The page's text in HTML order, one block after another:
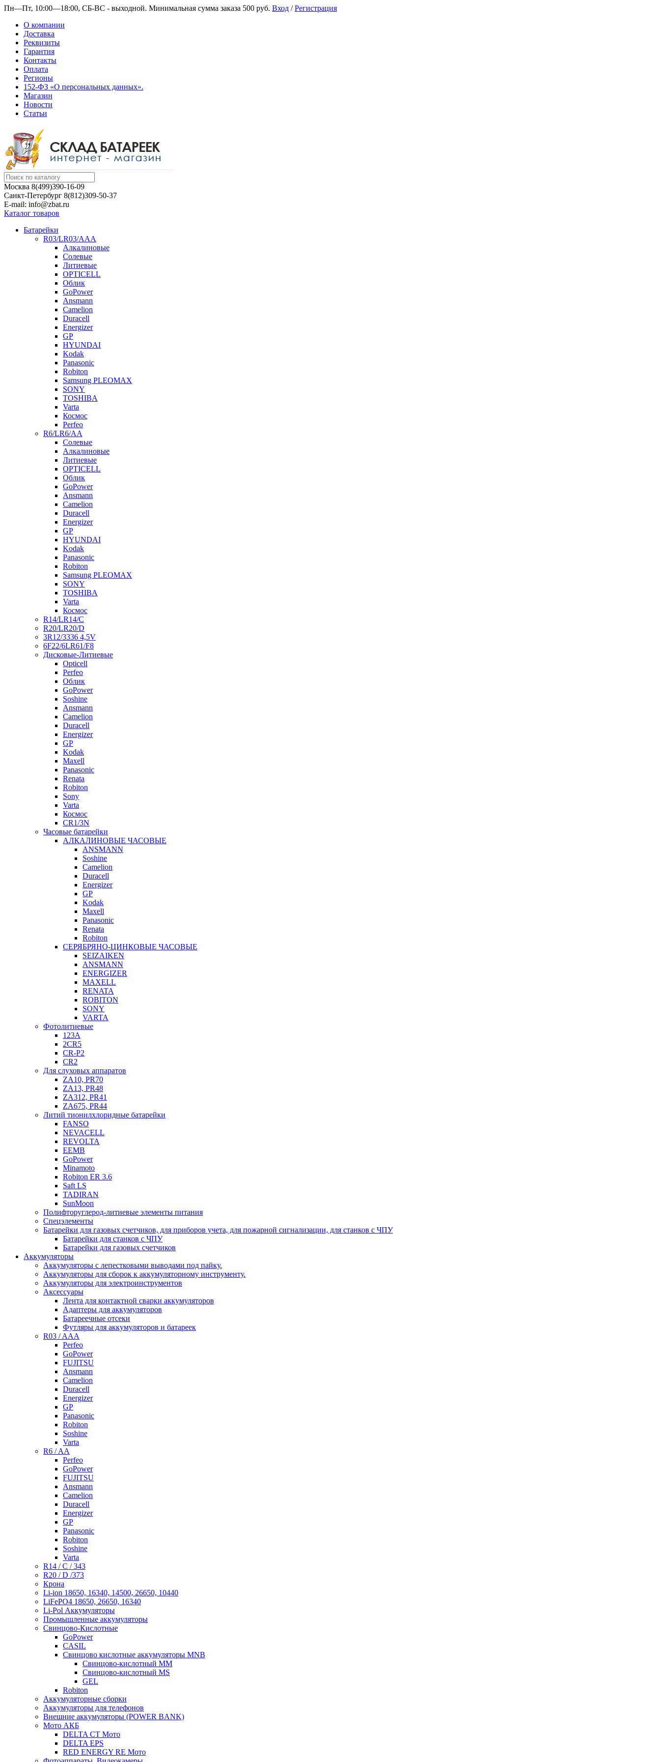
Пн—Пт, 10:00—18:00, СБ-ВС - выходной. Минимальная сумма заказа 500 руб. Вход /Регистрация
О компании
Доставка
Реквизиты
Гарантия
Контакты
Оплата
Регионы
152-ФЗ «О персональных данных».
Магазин
Новости
Статьи
Москва 8(499)390-16-09
Санкт-Петербург 8(812)309-50-37
E-mail: info@zbat.ru
Каталог товаров
Батарейки
R03/LR03/AAA
Алкалиновые
Солевые
Литиевые
OPTICELL
Облик
GoPower
Ansmann
Camelion
Duracell
Energizer
GP
HYUNDAI
Kodak
Panasonic
Robiton
Samsung PLEOMAX
SONY
TOSHIBA
Varta
Космос
Perfeo
R6/LR6/AA
Солевые
Алкалиновые
Литиевые
OPTICELL
Облик
GoPower
Ansmann
Camelion
Duracell
Energizer
GP
HYUNDAI
Kodak
Panasonic
Robiton
Samsung PLEOMAX
SONY
TOSHIBA
Varta
Космос
R14/LR14/C
R20/LR20/D
3R12/3336 4,5V
6F22/6LR61/F8
Дисковые-Литиевые
Opticell
Perfeo
Облик
GoPower
Soshine
Ansmann
Camelion
Duracell
Energizer
GP
Kodak
Maxell
Panasonic
Renata
Robiton
Sony
Varta
Космос
CR1/3N
Часовые батарейки
АЛКАЛИНОВЫЕ ЧАСОВЫЕ
ANSMANN
Soshine
Camelion
Duracell
Energizer
GP
Kodak
Maxell
Panasonic
Renata
Robiton
СЕРЯБРЯНО-ЦИНКОВЫЕ ЧАСОВЫЕ
SEIZAIKEN
ANSMANN
ENERGIZER
MAXELL
RENATA
ROBITON
SONY
VARTA
Фотолитиевые
123A
2CR5
CR-P2
CR2
Для слуховых аппаратов
ZA10, PR70
ZA13, PR48
ZA312, PR41
ZA675, PR44
Литий тионилхлоридные батарейки
FANSO
NEVACELL
REVOLTA
EEMB
GoPower
Minamoto
Robiton ER 3.6
Saft LS
TADIRAN
SunMoon
Полифторуглерод-литиевые элементы питания
Спецэлементы
Батарейки для газовых счетчиков, для приборов учета, для пожарной сигнализации, для станков с ЧПУ
Батарейки для станков с ЧПУ
Батарейки для газовых счетчиков
Аккумуляторы
Аккумуляторы с лепестковыми выводами под пайку.
Аккумуляторы для сборок к аккумуляторному инструменту.
Аккумуляторы для электроинструментов
Аксессуары
Лента для контактной сварки аккумуляторов
Адаптеры для аккумуляторов
Батареечные отсеки
Футляры для аккумуляторов и батареек
R03 / AAA
Perfeo
GoPower
FUJITSU
Ansmann
Camelion
Duracell
Energizer
GP
Panasonic
Robiton
Soshine
Varta
R6 / AA
Perfeo
GoPower
FUJITSU
Ansmann
Camelion
Duracell
Energizer
GP
Panasonic
Robiton
Soshine
Varta
R14 / C / 343
R20 / D /373
Крона
Li-ion 18650, 16340, 14500, 26650, 10440
LiFePO4 18650, 26650, 16340
Li-Pol Аккумуляторы
Промышленные аккумуляторы
Свинцово-Кислотные
GoPower
CASIL
Свинцово кислотные аккумуляторы MNB
Cвинцово-кислотный MM
Cвинцово-кислотный MS
GEL
Robiton
Аккумуляторные сборки
Аккумуляторы для телефонов
Внешние аккумуляторы (POWER BANK)
Мото АКБ
DELTA CT Мото
DELTA EPS
RED ENERGY RE Мото